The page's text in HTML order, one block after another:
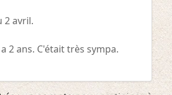
2 avril.
2 ans. C'était très sympa.